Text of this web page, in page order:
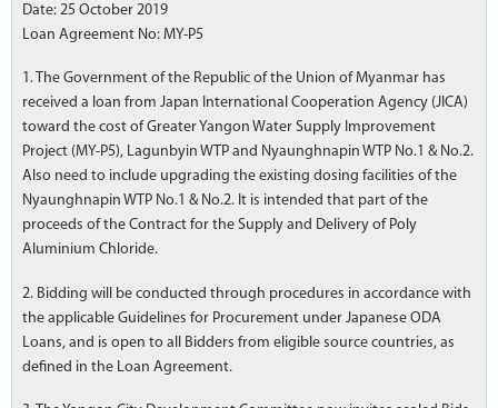
Date: 25 October 2019
Loan Agreement No: MY-P5
1. The Government of the Republic of the Union of Myanmar has
received a loan from Japan International Cooperation Agency (JICA)
toward the cost of Greater Yangon Water Supply Improvement
Project (MY-P5), Lagunbyin WTP and Nyaunghnapin WTP No.1 & No.2.
Also need to include upgrading the existing dosing facilities of the
Nyaunghnapin WTP No.1 & No.2. It is intended that part of the
proceeds of the Contract for the Supply and Delivery of Poly
Aluminium Chloride.
2. Bidding will be conducted through procedures in accordance with
the applicable Guidelines for Procurement under Japanese ODA
Loans, and is open to all Bidders from eligible source countries, as
defined in the Loan Agreement.